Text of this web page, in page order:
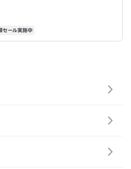
セール実施中